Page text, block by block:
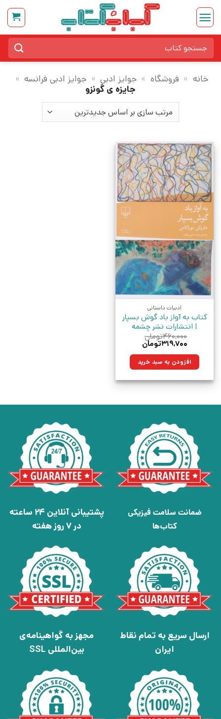
Skip
content
برای:
خانه » فروشگاه » جوایز ادبی » جوایز ادبی فرانسه »
جایزه ی گونزو
ادبیات داستانی
کتاب به آواز باد گوش بسپار
| انتشارات نشر چشمه
۴۶۰,۰۰۰تومان
قیمت
۴۶۰,۰۰۰تومان
بود.
۳۱۹,۷۰۰تومان
۳۱۹,۷۰۰تومان.افزودن به سبد خرید
ضمانت سلامت فیزیکی
کتاب‌ها
پشتیبانی آنلاین 24 ساعته
در 7 روز هفته
ارسال سریع به تمام نقاط
ایران
مجهز به گواهینامه‌ی
بین‌المللی SSL